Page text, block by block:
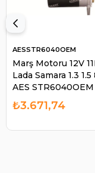
Marş Motoru 12V
Lada Samara 1.3 1.5
AES STR6040OEM
AESSTR6040OEM
₺3.671,74